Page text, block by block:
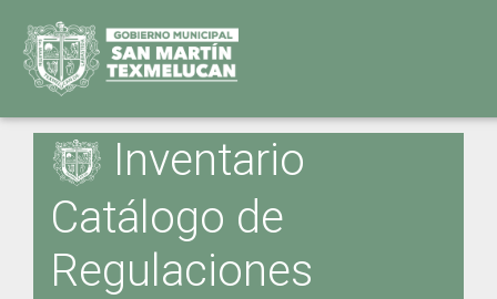
Inventario
Catálogo de
Regulaciones